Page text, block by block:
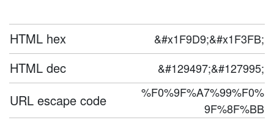
HTML hex &#x1F9D9;&#x1F3FB;
HTML dec &#129497;&#127995;
URL escape code
%F0%9F%A7%99%F0%
9F%8F%BB